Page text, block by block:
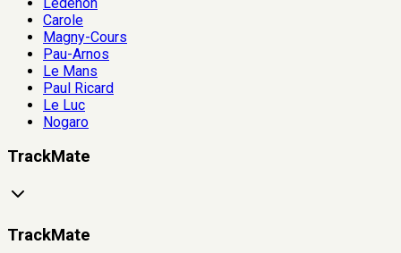
Carole
Magny-Cours
Pau-Arnos
Le Mans
Paul Ricard
Le Luc
Nogaro
TrackMate
TrackMate